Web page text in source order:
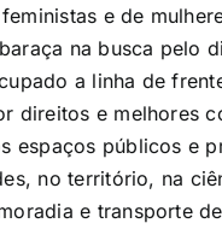
e de
na busca pelo
a linha de
direitos e melhores
espaços públicos e
no território, na
e transporte